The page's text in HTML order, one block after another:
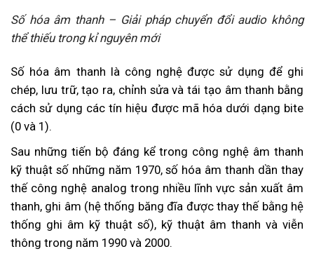
Số hóa âm thanh – Giải pháp chuyển đổi audio không
thể thiếu trong kỉ nguyên mới
Số hóa âm thanh là công nghệ được sử dụng để ghi
chép, lưu trữ, tạo ra, chỉnh sửa và tái tạo âm thanh bằng
cách sử dụng các tín hiệu được mã hóa dưới dạng bite
(0 và 1).
Sau những tiến bộ đáng kể trong công nghệ âm thanh
kỹ thuật số những năm 1970, số hóa âm thanh dần thay
thế công nghệ analog trong nhiều lĩnh vực sản xuất âm
thanh, ghi âm (hệ thống băng đĩa được thay thế bằng hệ
thống ghi âm kỹ thuật số), kỹ thuật âm thanh và viễn
thông trong năm 1990 và 2000.